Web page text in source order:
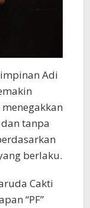
Adi
tanpa
berlaku.
Cakti
“PF”